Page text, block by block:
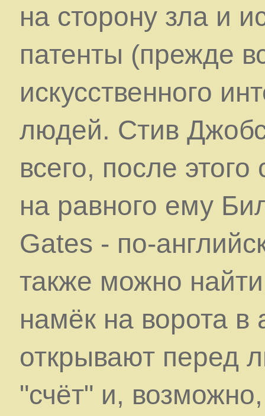
на сторону зла и
патенты (прежде
искусственного
людей. Стив
всего, после
на равного ему
Gates - по-
также можно
намёк на ворота в
открывают перед
"счёт" и,